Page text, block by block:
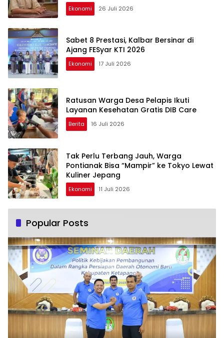
Ekonomi 26 Juli 2026
Sabet 8 Prestasi, Kalbar Bersinar di
Ajang FESyar KTI 2026
Ekonomi 17 Juli 2026
Ratusan Warga Desa Pelapis Ikuti
Layanan Kesehatan Gratis DIB Care
Berita 16 Juli 2026
Tak Perlu Terbang Jauh, Warga
Pontianak Bisa “Mampir” ke Tokyo Lewat
Kuliner Jepang
Ekonomi 11 Juli 2026
Popular Posts